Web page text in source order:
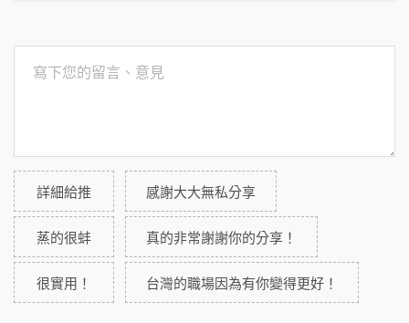
詳細給推 感謝大大無私分享
蒸的很蚌 真的非常謝謝你的分享！
很實用！ 台灣的職場因為有你變得更好！